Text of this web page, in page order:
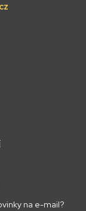
na e-mail?